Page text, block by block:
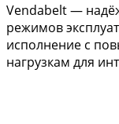
Vendabelt —
режимов
исполнение с
нагрузкам для